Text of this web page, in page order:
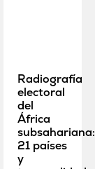
Radiografía
electoral
del
África
subsahariana:
21 países
y